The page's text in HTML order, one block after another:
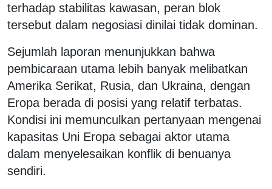
terhadap stabilitas kawasan, peran blok
tersebut dalam negosiasi dinilai tidak dominan.
Sejumlah laporan menunjukkan bahwa
pembicaraan utama lebih banyak melibatkan
Amerika Serikat, Rusia, dan Ukraina, dengan
Eropa berada di posisi yang relatif terbatas.
Kondisi ini memunculkan pertanyaan mengenai
kapasitas Uni Eropa sebagai aktor utama
dalam menyelesaikan konflik di benuanya
sendiri.